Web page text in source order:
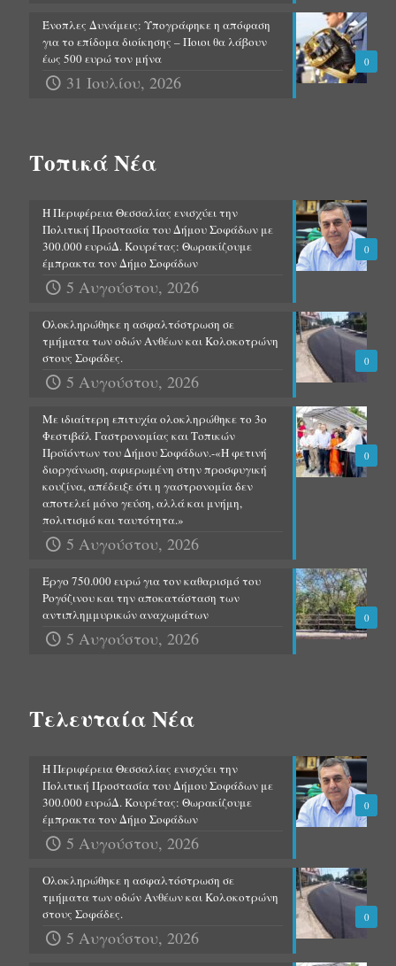
0
Ένοπλες Δυνάμεις: Υπογράφηκε η απόφαση
για το επίδομα διοίκησης – Ποιοι θα λάβουν
έως 500 ευρώ τον μήνα
31 Ιουλίου, 2026
Τοπικά Νέα
0
Η Περιφέρεια Θεσσαλίας ενισχύει την
Πολιτική Προστασία του Δήμου Σοφάδων με
300.000 ευρώΔ. Κουρέτας: Θωρακίζουμε
έμπρακτα τον Δήμο Σοφάδων
5 Αυγούστου, 2026
0
Ολοκληρώθηκε η ασφαλτόστρωση σε
τμήματα των οδών Ανθέων και Κολοκοτρώνη
στους Σοφάδες.
5 Αυγούστου, 2026
0
Με ιδιαίτερη επιτυχία ολοκληρώθηκε το 3ο
Φεστιβάλ Γαστρονομίας και Τοπικών
Προϊόντων του Δήμου Σοφάδων.-«Η φετινή
διοργάνωση, αφιερωμένη στην προσφυγική
κουζίνα, απέδειξε ότι η γαστρονομία δεν
αποτελεί μόνο γεύση, αλλά και μνήμη,
πολιτισμό και ταυτότητα.»
5 Αυγούστου, 2026
0
Έργο 750.000 ευρώ για τον καθαρισμό του
Ρογόζινου και την αποκατάσταση των
αντιπλημμυρικών αναχωμάτων
5 Αυγούστου, 2026
Τελευταία Νέα
0
Η Περιφέρεια Θεσσαλίας ενισχύει την
Πολιτική Προστασία του Δήμου Σοφάδων με
300.000 ευρώΔ. Κουρέτας: Θωρακίζουμε
έμπρακτα τον Δήμο Σοφάδων
5 Αυγούστου, 2026
0
Ολοκληρώθηκε η ασφαλτόστρωση σε
τμήματα των οδών Ανθέων και Κολοκοτρώνη
στους Σοφάδες.
5 Αυγούστου, 2026